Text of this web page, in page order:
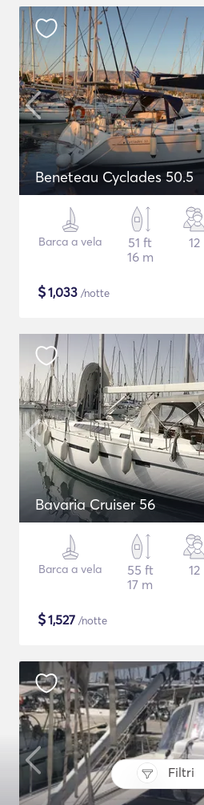
Filtri
Beneteau Cyclades 50.5
Barca a vela
51 ft
16 m
12
$1,033 /notte
Bavaria Cruiser 56
Barca a vela
55 ft
17 m
12
$1,527 /notte